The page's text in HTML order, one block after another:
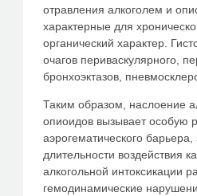
отравления алкоголем и
характерные для
органический характер.
очагов периваскулярного,
бронхоэктазов,
Таким образом, наслоение
опиоидов вызывает особую
аэрогематического
длительности воздействия
алкогольной интоксикации
гемодинамические